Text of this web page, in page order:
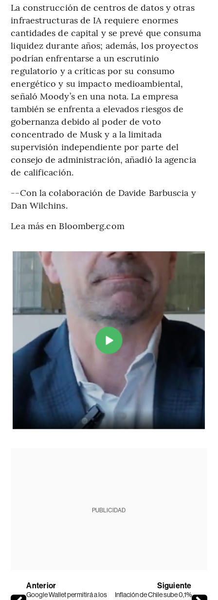
La construcción de centros de datos y otras
infraestructuras de IA requiere enormes
cantidades de capital y se prevé que consuma
liquidez durante años; además, los proyectos
podrían enfrentarse a un escrutinio
regulatorio y a críticas por su consumo
energético y su impacto medioambiental,
señaló Moody’s en una nota. La empresa
también se enfrenta a elevados riesgos de
gobernanza debido al poder de voto
concentrado de Musk y a la limitada
supervisión independiente por parte del
consejo de administración, añadió la agencia
de calificación.
--Con la colaboración de Davide Barbuscia y
Dan Wilchins.
Lea más en Bloomberg.com
PUBLICIDAD
Anterior
Google Wallet permitirá a los
Siguiente
Inflación de Chile sube 0,1%